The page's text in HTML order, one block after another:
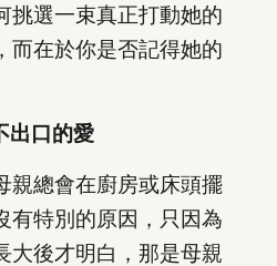
挑選一束真正打動她的
而在於你是否記得她的
出口的愛
親總會在廚房或床頭擺
有特別的原因，只因為
大後才明白，那是母親